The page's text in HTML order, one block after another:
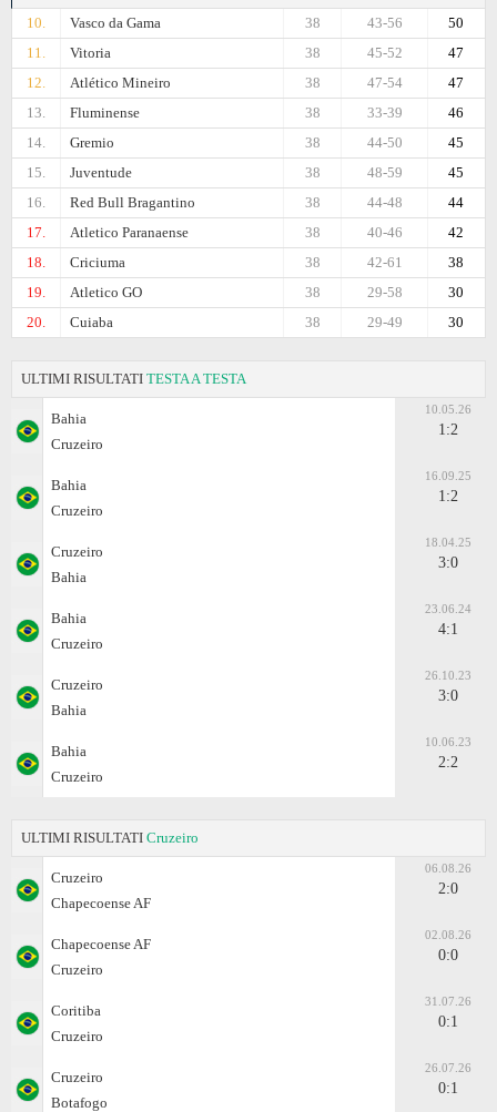
10.
Vasco da Gama 50
43-56
38
11.
Vitoria 47
45-52
38
12.
Atlético Mineiro 47
47-54
38
13.
Fluminense 46
33-39
38
14.
Gremio 45
44-50
38
15.
Juventude 45
48-59
38
16.
Red Bull Bragantino 44
44-48
38
17.
Atletico Paranaense 42
40-46
38
18.
Criciuma 38
42-61
38
19.
Atletico GO 30
29-58
38
20.
Cuiaba 30
29-49
38
ULTIMI RISULTATI TESTA A TESTA
Bahia
Cruzeiro
10.05.26
1:2
Bahia
Cruzeiro
16.09.25
1:2
Cruzeiro
Bahia
18.04.25
3:0
Bahia
Cruzeiro
23.06.24
4:1
Cruzeiro
Bahia
26.10.23
3:0
Bahia
Cruzeiro
10.06.23
2:2
ULTIMI RISULTATI Cruzeiro
Cruzeiro
Chapecoense AF
06.08.26
2:0
Chapecoense AF
Cruzeiro
02.08.26
0:0
Coritiba
Cruzeiro
31.07.26
0:1
Cruzeiro
Botafogo
26.07.26
0:1